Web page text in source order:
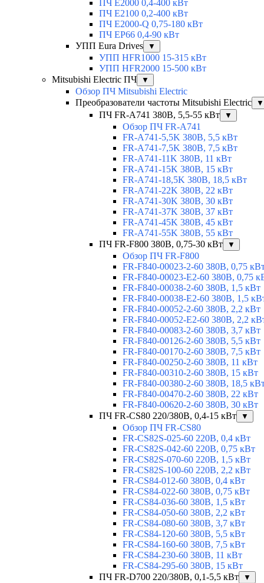
ПЧ E2000 0,4-400 кВт
ПЧ E2100 0,2-400 кВт
ПЧ E2000-Q 0,75-180 кВт
ПЧ EP66 0,4-90 кВт
УПП Eura Drives
▼
УПП HFR1000 15-315 кВт
УПП HFR2000 15-500 кВт
Mitsubishi Electric ПЧ
▼
Обзор ПЧ Mitsubishi Electric
Преобразователи частоты Mitsubishi Electric
▼
ПЧ FR-A741 380В, 5,5-55 кВт ▼
Обзор ПЧ FR-A741
FR-A741-5,5K 380В, 5,5 кВт
FR-A741-7,5K 380В, 7,5 кВт
FR-A741-11K 380В, 11 кВт
FR-A741-15K 380В, 15 кВт
FR-A741-18,5K 380В, 18,5 кВт
FR-A741-22K 380В, 22 кВт
FR-A741-30K 380В, 30 кВт
FR-A741-37K 380В, 37 кВт
FR-A741-45K 380В, 45 кВт
FR-A741-55K 380В, 55 кВт
ПЧ FR-F800 380В, 0,75-30 кВт
▼
Обзор ПЧ FR-F800
FR-F840-00023-2-60 380В, 0,75
FR-F840-00023-E2-60 380В, 0,75
FR-F840-00038-2-60 380В, 1,5 кВт
FR-F840-00038-E2-60 380В, 1,5
FR-F840-00052-2-60 380В, 2,2 кВт
FR-F840-00052-E2-60 380В, 2,2
FR-F840-00083-2-60 380В, 3,7 кВт
FR-F840-00126-2-60 380В, 5,5 кВт
FR-F840-00170-2-60 380В, 7,5 кВт
FR-F840-00250-2-60 380В, 11 кВт
FR-F840-00310-2-60 380В, 15 кВт
FR-F840-00380-2-60 380В, 18,5
FR-F840-00470-2-60 380В, 22 кВт
FR-F840-00620-2-60 380В, 30 кВт
ПЧ FR-CS80 220/380В, 0,4-15 кВт
▼
Обзор ПЧ FR-CS80
FR-CS82S-025-60 220В, 0,4 кВт
FR-CS82S-042-60 220В, 0,75 кВт
FR-CS82S-070-60 220В, 1,5 кВт
FR-CS82S-100-60 220В, 2,2 кВт
FR-CS84-012-60 380В, 0,4 кВт
FR-CS84-022-60 380В, 0,75 кВт
FR-CS84-036-60 380В, 1,5 кВт
FR-CS84-050-60 380В, 2,2 кВт
FR-CS84-080-60 380В, 3,7 кВт
FR-CS84-120-60 380В, 5,5 кВт
FR-CS84-160-60 380В, 7,5 кВт
FR-CS84-230-60 380В, 11 кВт
FR-CS84-295-60 380В, 15 кВт
ПЧ FR-D700 220/380В, 0,1-5,5 кВт
▼